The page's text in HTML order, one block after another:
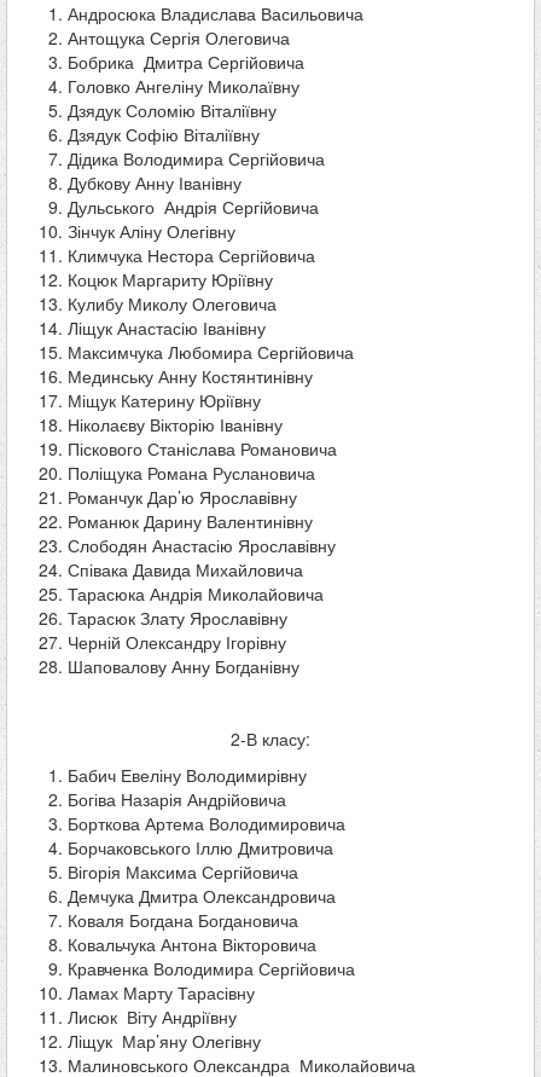
Андросюка Владислава Васильовича
Антощука Сергія Олеговича
Бобрика Дмитра Сергійовича
Головко Ангеліну Миколаївну
Дзядук Соломію Віталіївну
Дзядук Софію Віталіївну
Дідика Володимира Сергійовича
Дубкову Анну Іванівну
Дульського Андрія Сергійовича
Зінчук Аліну Олегівну
Климчука Нестора Сергійовича
Коцюк Маргариту Юріївну
Кулибу Миколу Олеговича
Ліщук Анастасію Іванівну
Максимчука Любомира Сергійовича
Мединську Анну Костянтинівну
Міщук Катерину Юріївну
Ніколаєву Вікторію Іванівну
Піскового Станіслава Романовича
Поліщука Романа Руслановича
Романчук Дар’ю Ярославівну
Романюк Дарину Валентинівну
Слободян Анастасію Ярославівну
Співака Давида Михайловича
Тарасюка Андрія Миколайовича
Тарасюк Злату Ярославівну
Черній Олександру Ігорівну
Шаповалову Анну Богданівну
2-В класу:
Бабич Евеліну Володимирівну
Богіва Назарія Андрійовича
Борткова Артема Володимировича
Борчаковського Іллю Дмитровича
Вігорія Максима Сергійовича
Демчука Дмитра Олександровича
Коваля Богдана Богдановича
Ковальчука Антона Вікторовича
Кравченка Володимира Сергійовича
Ламах Марту Тарасівну
Лисюк Віту Андріївну
Ліщук Мар’яну Олегівну
Малиновського Олександра Миколайовича